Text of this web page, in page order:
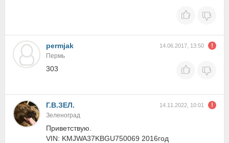
permjak 14.06.2017, 13:50
Пермь
303
Г.В.ЗЕЛ. 14.11.2022, 10:01
Зеленоград
Приветствую.
VIN: KMJWA37KBGU750069 2016год